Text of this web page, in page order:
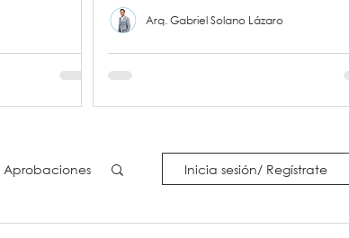
Ley 468
Panamá Hacia un Futuro
Ordenado: Conoce la
Política Nacional de
(PNOT)
Arq. Gabriel Solano Lázaro
Aprobaciones Inicia sesión/ Regístrate